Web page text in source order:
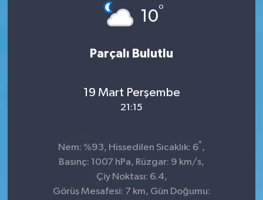
10°
Parçalı Bulutlu
19 Mart Perşembe
21:15
Nem: %93, Hissedilen Sıcaklık: 6° ,
Basınç: 1007 hPa, Rüzgar: 9 km/s,
Çiy Noktası: 6.4,
Görüş Mesafesi: 7 km, Gün Doğumu: